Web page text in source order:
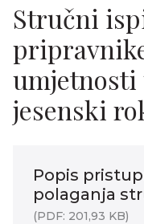
Stručni
umjetnosti
jesenski
Popis
polaganja
(PDF: 201,93 KB)